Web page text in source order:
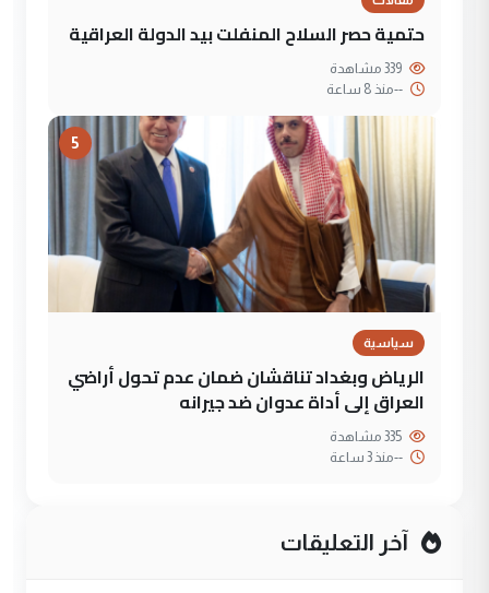
حتمية حصر السلاح المنفلت بيد الدولة العراقية
--منذ 8 ساعة
5
سياسية
الرياض وبغداد تناقشان ضمان عدم تحول أراضي
العراق إلى أداة عدوان ضد جيرانه
--منذ 3 ساعة
آخر التعليقات